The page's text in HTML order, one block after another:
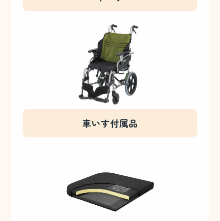
車いす付属品